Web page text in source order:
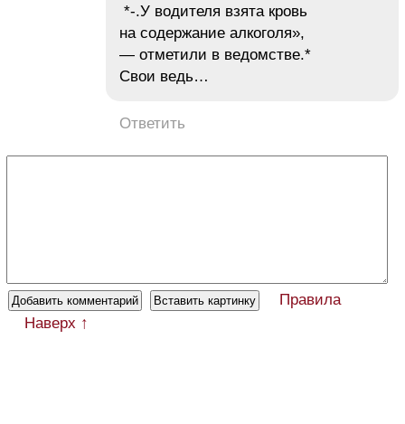
*-.У водителя взята кровь
на содержание алкоголя»,
— отметили в ведомстве.*
Свои ведь…
Ответить
Правила
Наверх ↑